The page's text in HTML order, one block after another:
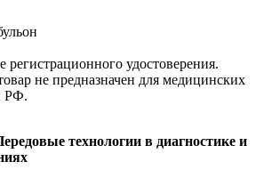
регистрационного удостоверения.
не предназначен для медицинских
РФ.
технологии в диагностике и